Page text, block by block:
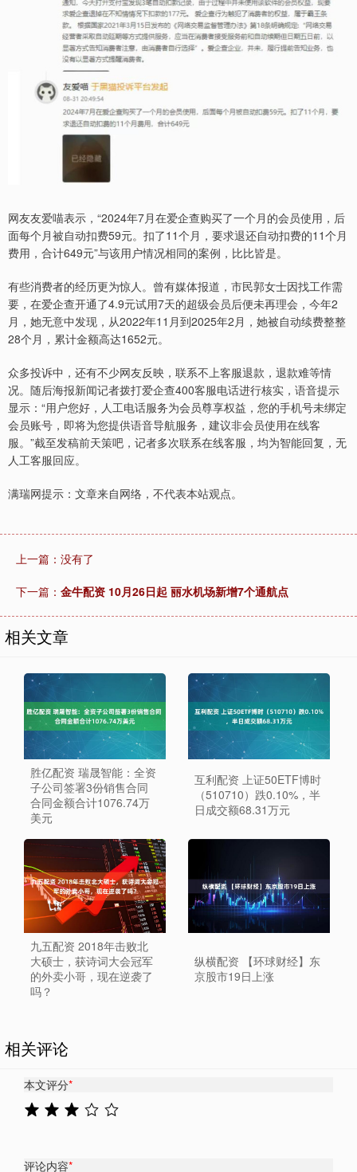
网友友爱喵表示，“2024年7月在爱企查购买了一个月的会员使用，后
面每个月被自动扣费59元。扣了11个月，要求退还自动扣费的11个月
费用，合计649元”与该用户情况相同的案例，比比皆是。
有些消费者的经历更为惊人。曾有媒体报道，市民郭女士因找工作需
要，在爱企查开通了4.9元试用7天的超级会员后便未再理会，今年2
月，她无意中发现，从2022年11月到2025年2月，她被自动续费整整
28个月，累计金额高达1652元。
众多投诉中，还有不少网友反映，联系不上客服退款，退款难等情
况。随后海报新闻记者拨打爱企查400客服电话进行核实，语音提示
显示：“用户您好，人工电话服务为会员尊享权益，您的手机号未绑定
会员账号，即将为您提供语音导航服务，建议非会员使用在线客
服。”截至发稿前天策吧，记者多次联系在线客服，均为智能回复，无
人工客服回应。
满瑞网提示：文章来自网络，不代表本站观点。
上一篇：没有了
下一篇： 金牛配资 10月26日起 丽水机场新增7个通航点
相关文章
胜亿配资 瑞晟智能：全资
子公司签署3份销售合同
合同金额合计1076.74万
美元
互利配资 上证50ETF博时
（510710）跌0.10%，半
日成交额68.31万元
九五配资 2018年击败北
大硕士，获诗词大会冠军
的外卖小哥，现在逆袭了
吗？
纵横配资 【环球财经】东
京股市19日上涨
相关评论
本文评分*
评论内容*